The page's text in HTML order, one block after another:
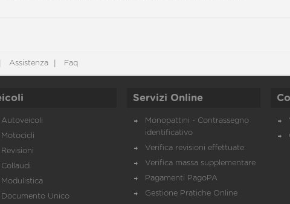
Assistenza Faq
Autoveicoli
Motocicli
Revisioni
Collaudi
Modulistica
Documento Unico
Servizi Online
Monopattini - Contrassegno
identificativo
Verifica revisioni effettuate
Verifica massa supplementare
Pagamenti PagoPA
Gestione Pratiche Online